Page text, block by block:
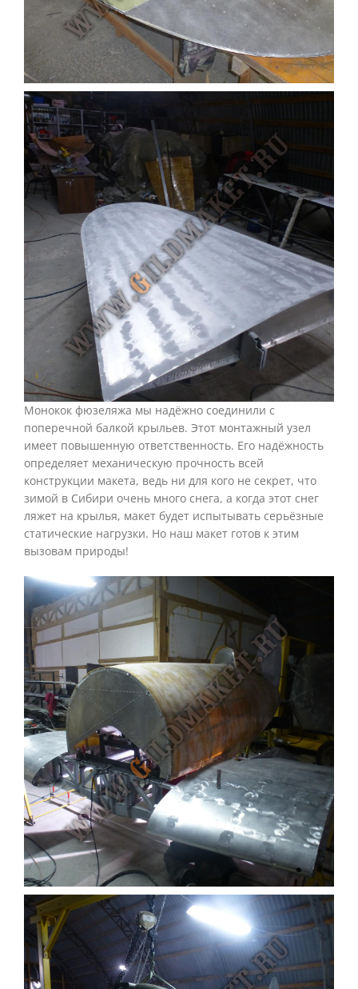
Монокок фюзеляжа мы надёжно соединили с
поперечной балкой крыльев. Этот монтажный узел
имеет повышенную ответственность. Его надёжность
определяет механическую прочность всей
конструкции макета, ведь ни для кого не секрет, что
зимой в Сибири очень много снега, а когда этот снег
ляжет на крылья, макет будет испытывать серьёзные
статические нагрузки. Но наш макет готов к этим
вызовам природы!